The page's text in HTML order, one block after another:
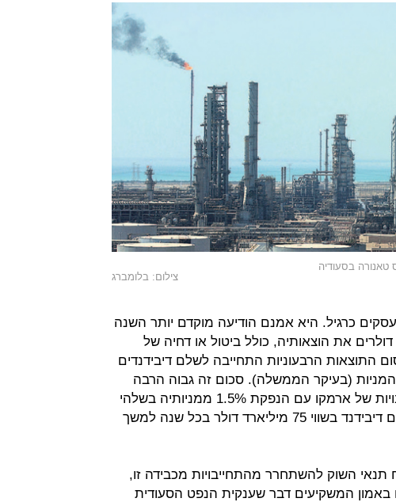
טאנורה בסעודיה
צילום: בלומברג
כרגיל. היא אמנם הודיעה מוקדם יותר השנה
את הוצאותיה, כולל ביטול או דחיה של
התוצאות הרבעוניות התחייבה לשלם דיבידנדים
לבעלי המניות (בעיקר הממשלה). סכום זה גבוה הרבה
יותר מהרווחים אך אחת ההתחייבויות של ארמקו עם הנפקת 1.5% ממניותיה בשלהי
השנה שעברה הייתה כי היא תשלם דיבידנד בשווי 75 מיליארד דולר בכל שנה למשך
תנאי השוק להשתחרר מהתחייבויות מכבידה זו,
באמון המשקיעים דבר שענקית הנפט הסעודית